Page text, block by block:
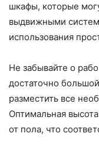
шкафы, которые
выдвижными
использования
Не забывайте о
достаточно
разместить все
Оптимальная
от пола, что